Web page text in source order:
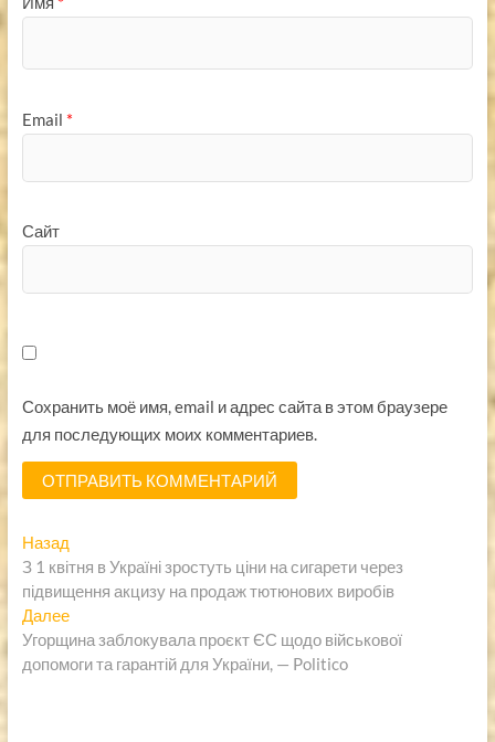
Email *
Сайт
Сохранить моё имя, email и адрес сайта в этом браузере
для последующих моих комментариев.
Навигация
по
записям
НазадПредыдущая
запись:
З 1 квітня в Україні зростуть ціни на сигарети через
підвищення акцизу на продаж тютюнових виробів
ДалееСледующая
запись:
Угорщина заблокувала проєкт ЄС щодо військової
допомоги та гарантій для України, — Politico